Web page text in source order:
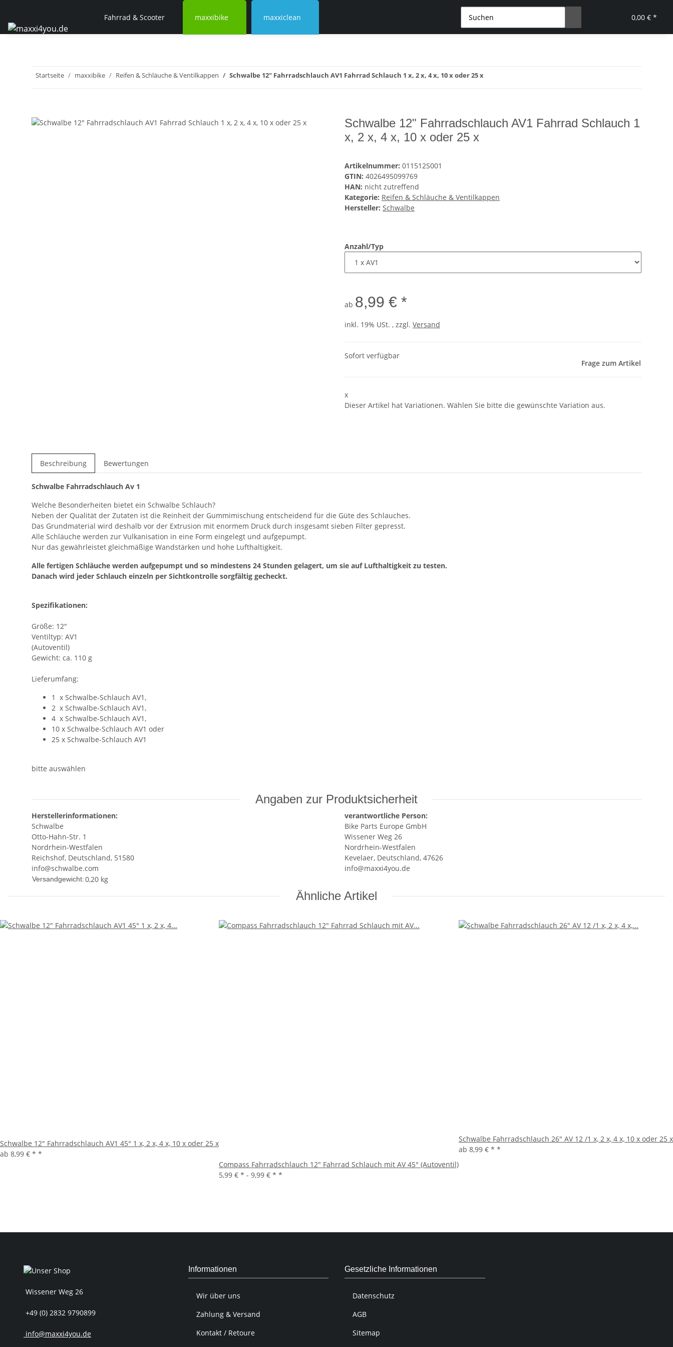
0,00 € *
Fahrrad & Scooter maxxibike maxxiclean
Startseite maxxibike Reifen & Schläuche & Ventilkappen Schwalbe 12" Fahrradschlauch AV1 Fahrrad Schlauch 1 x, 2 x, 4 x, 10 x oder 25 x
Schwalbe 12" Fahrradschlauch AV1 Fahrrad Schlauch 1
x, 2 x, 4 x, 10 x oder 25 x
Artikelnummer: 011512S001
GTIN: 4026495099769
HAN: nicht zutreffend
Kategorie: Reifen & Schläuche & Ventilkappen
Hersteller: Schwalbe
Anzahl/Typ
ab 8,99 € *
inkl. 19% USt. , zzgl. Versand
Sofort verfügbar
Frage zum Artikel
x
Dieser Artikel hat Variationen. Wählen Sie bitte die gewünschte Variation aus.
Beschreibung Bewertungen
Schwalbe Fahrradschlauch Av 1
Welche Besonderheiten bietet ein Schwalbe Schlauch?
Neben der Qualität der Zutaten ist die Reinheit der Gummimischung entscheidend für die Güte des Schlauches.
Das Grundmaterial wird deshalb vor der Extrusion mit enormem Druck durch insgesamt sieben Filter gepresst.
Alle Schläuche werden zur Vulkanisation in eine Form eingelegt und aufgepumpt.
Nur das gewährleistet gleichmäßige Wandstärken und hohe Lufthaltigkeit.
Alle fertigen Schläuche werden aufgepumpt und so mindestens 24 Stunden gelagert, um sie auf Lufthaltigkeit zu testen.
Danach wird jeder Schlauch einzeln per Sichtkontrolle sorgfältig gecheckt.
Spezifikationen:
Größe: 12"
Ventiltyp: AV1
(Autoventil)
Gewicht: ca. 110 g
Lieferumfang:
1 x Schwalbe-Schlauch AV1,
2 x Schwalbe-Schlauch AV1,
4 x Schwalbe-Schlauch AV1,
10 x Schwalbe-Schlauch AV1 oder
25 x Schwalbe-Schlauch AV1
bitte auswählen
Angaben zur Produktsicherheit
Herstellerinformationen:
Schwalbe
Otto-Hahn-Str. 1
Nordrhein-Westfalen
Reichshof, Deutschland, 51580
info@schwalbe.com
verantwortliche Person:
Bike Parts Europe GmbH
Wissener Weg 26
Nordrhein-Westfalen
Kevelaer, Deutschland, 47626
info@maxxi4you.de
Versandgewicht:0,20 kg
Ähnliche Artikel
Schwalbe 12" Fahrradschlauch AV1 45° 1 x, 2 x, 4 x, 10 x oder 25 x
ab 8,99 € * *
Compass Fahrradschlauch 12" Fahrrad Schlauch mit AV 45° (Autoventil)
5,99 € * - 9,99 € * *
Schwalbe Fahrradschlauch 26" AV 12 /1 x, 2 x, 4 x, 10 x oder 25 x
ab 8,99 € * *
Wissener Weg 26
+49 (0) 2832 9790899
info@maxxi4you.de
Informationen
Wir über uns
Zahlung & Versand
Kontakt / Retoure
Gesetzliche Informationen
Datenschutz
AGB
Sitemap